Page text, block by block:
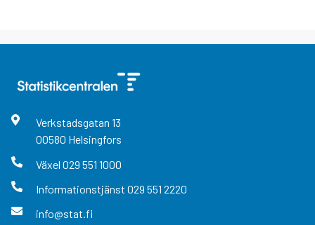
Verkstadsgatan 13
00580 Helsingfors
Växel 029 551 1000
Informationstjänst 029 551 2220
info@stat.fi